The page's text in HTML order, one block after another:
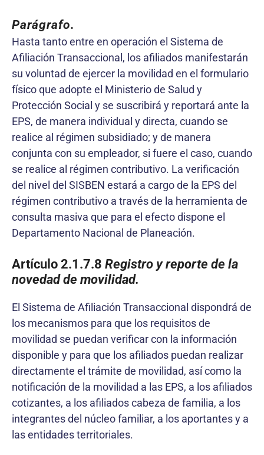
Parágrafo.
Hasta tanto entre en operación el Sistema de
Afiliación Transaccional, los afiliados manifestarán
su voluntad de ejercer la movilidad en el formulario
físico que adopte el Ministerio de Salud y
Protección Social y se suscribirá y reportará ante la
EPS, de manera individual y directa, cuando se
realice al régimen subsidiado; y de manera
conjunta con su empleador, si fuere el caso, cuando
se realice al régimen contributivo. La verificación
del nivel del SISBEN estará a cargo de la EPS del
régimen contributivo a través de la herramienta de
consulta masiva que para el efecto dispone el
Departamento Nacional de Planeación.
Artículo 2.1.7.8 Registro y reporte de la
novedad de movilidad.
El Sistema de Afiliación Transaccional dispondrá de
los mecanismos para que los requisitos de
movilidad se puedan verificar con la información
disponible y para que los afiliados puedan realizar
directamente el trámite de movilidad, así como la
notificación de la movilidad a las EPS, a los afiliados
cotizantes, a los afiliados cabeza de familia, a los
integrantes del núcleo familiar, a los aportantes y a
las entidades territoriales.